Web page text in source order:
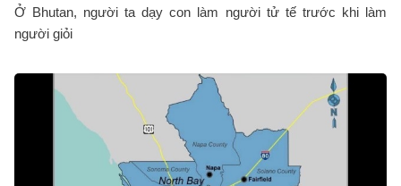
Ở Bhutan, người ta dạy con làm người tử tế trước khi làm
người giỏi